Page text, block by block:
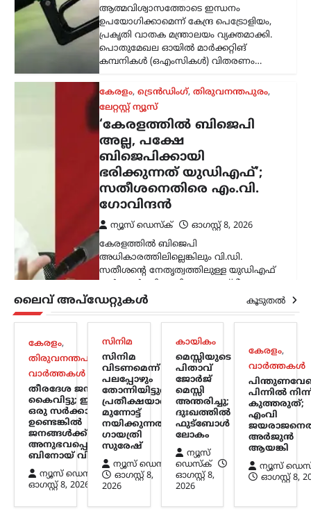
ന്യൂസ് ഡെസ്ക്
ഓഗസ്റ്റ്‌ 8, 2026
കേരളത്തിൽ ബിജെപി
അധികാരത്തിലില്ലെങ്കിലും വി.ഡി.
സതീശന്റെ നേതൃത്വത്തിലുള്ള യുഡിഎഫ്
സർക്കാർ ബിജെപിയുടെ രാഷ്ട്രീയ
അജണ്ടകൾ നടപ്പാക്കുകയാണെന്ന്
സിപിഐഎം സംസ്ഥാന സെക്രട്ടറി
എം.വി. ഗോവിന്ദൻ മാസ്റ്റർ ആരോപിച്ചു.
നരേന്ദ്ര…
ട്രെൻഡിംഗ് ,ദേശീയം,രാഷ്ട്രീയം
പ്രധാനമന്ത്രിക്ക്
യുവാക്കളെ കാണാൻ
സമയമില്ല;
കൂറുമാറിയവരെ
കാണാനും അവർക്കൊപ്പം
നിൽക്കുമെന്ന് ഉറപ്പ്
നൽകാനും സമയം
കണ്ടെത്തുന്നു: ഉദ്ധവ്
താക്കറെ
ന്യൂസ് ഡെസ്ക്
ഓഗസ്റ്റ്‌ 8, 2026
പ്രധാനമന്ത്രി നരേന്ദ്ര മോദിക്കെതിരെ
രൂക്ഷ വിമർശനവുമായി ശിവസേന
(യുബിടി) അധ്യക്ഷൻ ഉദ്ധവ് താക്കറെ.
രാജ്യത്ത് പ്രതിഷേധിക്കുന്ന യുവാക്കളുടെ
പ്രശ്നങ്ങൾ പരിഗണിക്കാൻ സമയം
കണ്ടെത്താത്ത പ്രധാനമന്ത്രി, പാർട്ടി
വിട്ട്…
കേരളം,വാർത്തകൾ
പിന്തുണവേണ്ട, പിന്നില്‍
നിന്ന് കുത്തരുത്; എംവി
ലൈവ് അപ്‌ഡേറ്റുകൾ കൂടുതൽ
കേരളം,
തിരുവനന്തപുരം,
വാർത്തകൾ
തീരദേശ ജനങ്ങളെ
കൈവിട്ടു; ഇവിടെ
ഒരു സര്‍ക്കാര്‍
ഉണ്ടെങ്കില്‍
ജനങ്ങള്‍ക്ക് അത്
അനുഭവപ്പെടുന്നില്ല:
ബിനോയ് വിശ്വം
ന്യൂസ് ഡെസ്ക്
ഓഗസ്റ്റ്‌ 8, 2026
സിനിമ
സിനിമ
വിടണമെന്ന്
പലപ്പോഴും
തോന്നിയിട്ടുണ്ട്;
പ്രതീക്ഷയാണ്
മുന്നോട്ട്
നയിക്കുന്നത്:
ഗായത്രി
സുരേഷ്
ന്യൂസ് ഡെസ്ക്
ഓഗസ്റ്റ്‌ 8,
2026
കായികം
മെസ്സിയുടെ
പിതാവ്
ജോർജ്
മെസ്സി
അന്തരിച്ചു;
ദുഃഖത്തിൽ
ഫുട്ബോൾ
ലോകം
ന്യൂസ്
ഡെസ്ക്
ഓഗസ്റ്റ്‌ 8,
2026
കേരളം,
വാർത്തകൾ
പിന്നില്‍
കുത്തരുത്;
എംവി
അര്‍ജുന്‍
ആയങ്കി
ന്യൂസ്
ഓഗസ്റ്റ്‌ 8,